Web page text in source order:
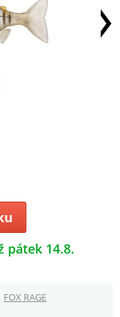
pátek 14.8.
FOX RAGE